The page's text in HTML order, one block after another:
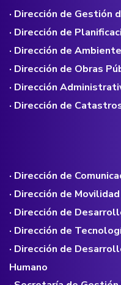
· Dirección de Gestión
· Dirección de
· Dirección de Ambiente
· Dirección de Obras
· Dirección
· Dirección de
· Dirección de
· Dirección de Movilidad
· Dirección de
· Dirección de
· Dirección de
Humano